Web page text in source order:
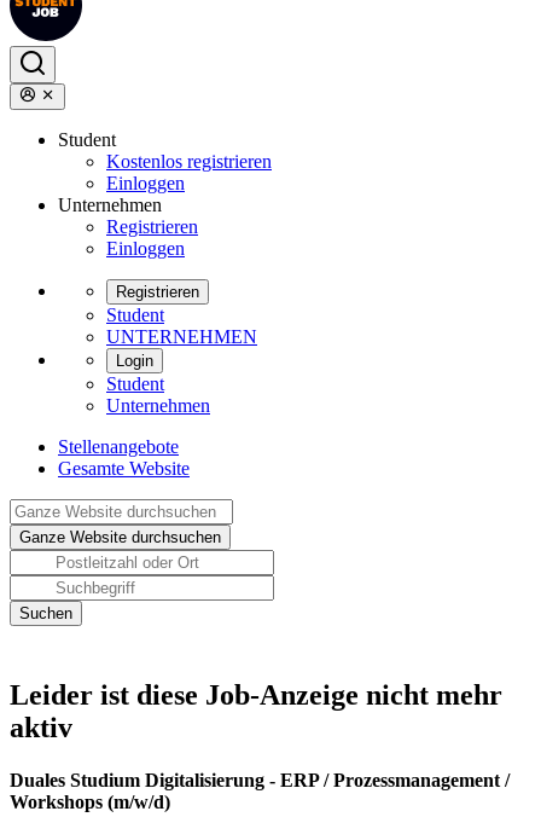
Student
Kostenlos registrieren
Einloggen
Unternehmen
Registrieren
Einloggen
Registrieren
Student
UNTERNEHMEN
Login
Student
Unternehmen
Stellenangebote
Gesamte Website
Leider ist diese Job-Anzeige nicht mehr
aktiv
Duales Studium Digitalisierung - ERP / Prozessmanagement /
Workshops (m/w/d)